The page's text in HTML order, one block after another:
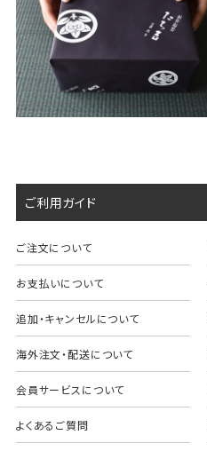
ご利用ガイド
ご注文について
お支払いについて
追加・キャンセルについて
海外注文・配送について
会員サービスについて
よくあるご質問